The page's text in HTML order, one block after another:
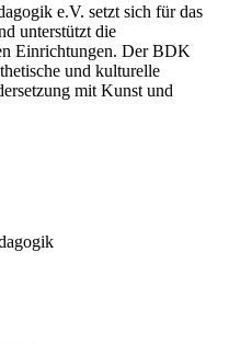
e.V. setzt sich für das
unterstützt die
Einrichtungen. Der BDK
und kulturelle
mit Kunst und